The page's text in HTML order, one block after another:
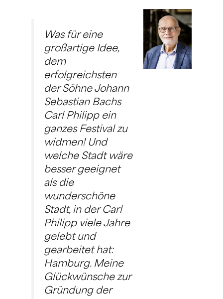
Was für eine
großartige Idee,
dem
erfolgreichsten
der Söhne Johann
Sebastian Bachs
Carl Philipp ein
ganzes Festival zu
widmen! Und
welche Stadt wäre
besser geeignet
als die
wunderschöne
Stadt, in der Carl
Philipp viele Jahre
gelebt und
gearbeitet hat:
Hamburg. Meine
Glückwünsche zur
Gründung der